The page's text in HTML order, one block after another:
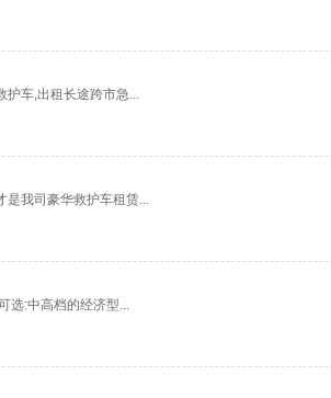
车,出租长途跨市急...
我司豪华救护车租赁...
:中高档的经济型...